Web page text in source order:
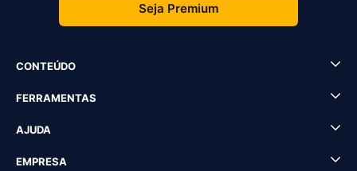
Seja Premium
CONTEÚDO
FERRAMENTAS
AJUDA
EMPRESA